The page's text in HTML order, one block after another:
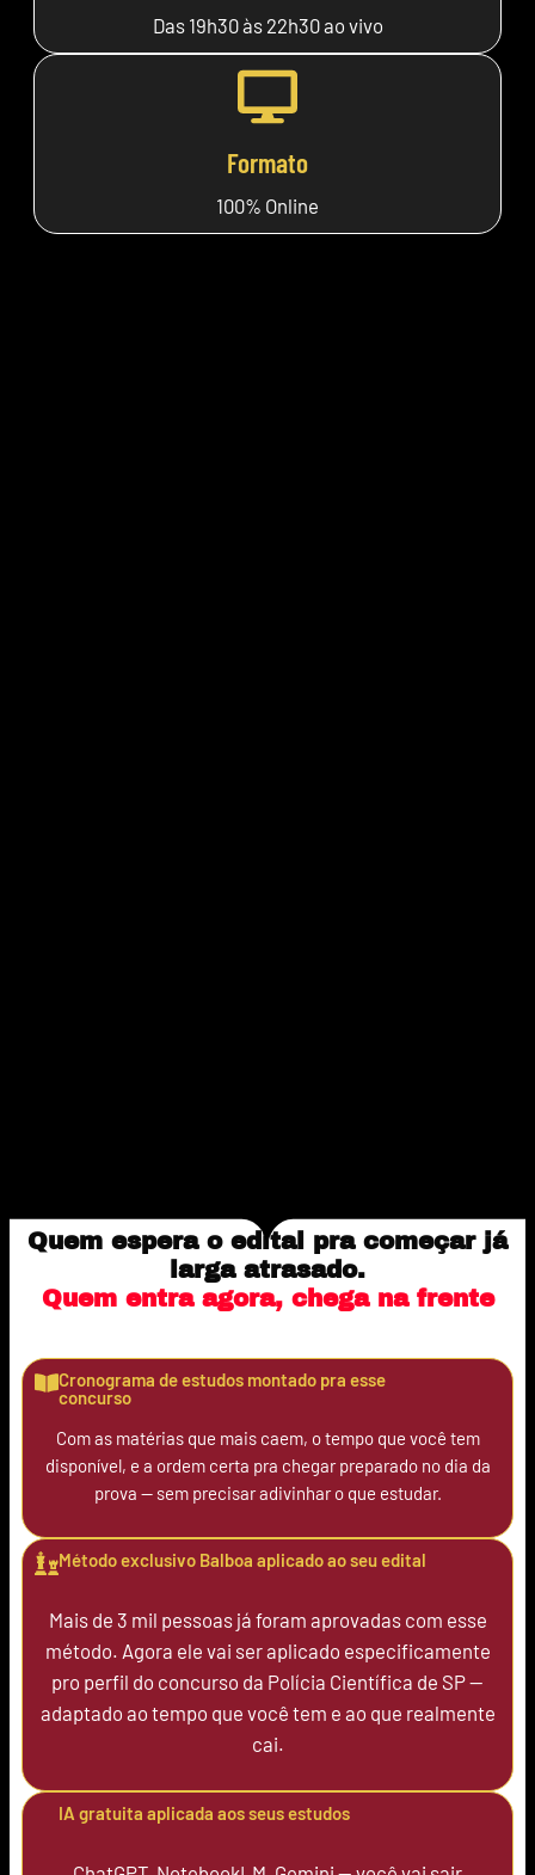
Das 19h30 às 22h30 ao vivo
Formato
100% Online
Quem espera o edital pra começar já
larga atrasado.
Quem entra agora, chega na frente
Cronograma de estudos montado pra esse
concurso
Com as matérias que mais caem, o tempo que você tem
disponível, e a ordem certa pra chegar preparado no dia da
prova — sem precisar adivinhar o que estudar.
Método exclusivo Balboa aplicado ao seu edital
Mais de 3 mil pessoas já foram aprovadas com esse
método. Agora ele vai ser aplicado especificamente
pro perfil do concurso da Polícia Científica de SP —
adaptado ao tempo que você tem e ao que realmente
cai.
IA gratuita aplicada aos seus estudos